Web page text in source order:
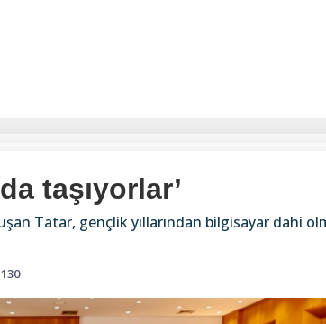
taşıyorlar’
Tatar, gençlik yıllarından bilgisayar dahi
130